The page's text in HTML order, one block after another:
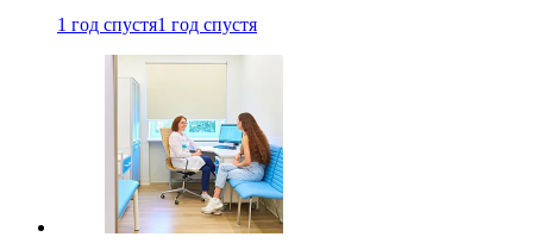
1 год спустя1 год спустя